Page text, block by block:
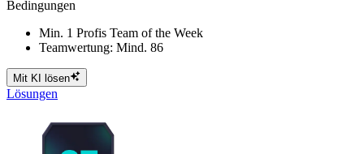
Bedingungen
Min. 1 Profis Team of the Week
Teamwertung: Mind. 86
Mit KI lösen
Lösungen